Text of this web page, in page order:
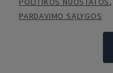
PARDAVIMO SĄLYGOS